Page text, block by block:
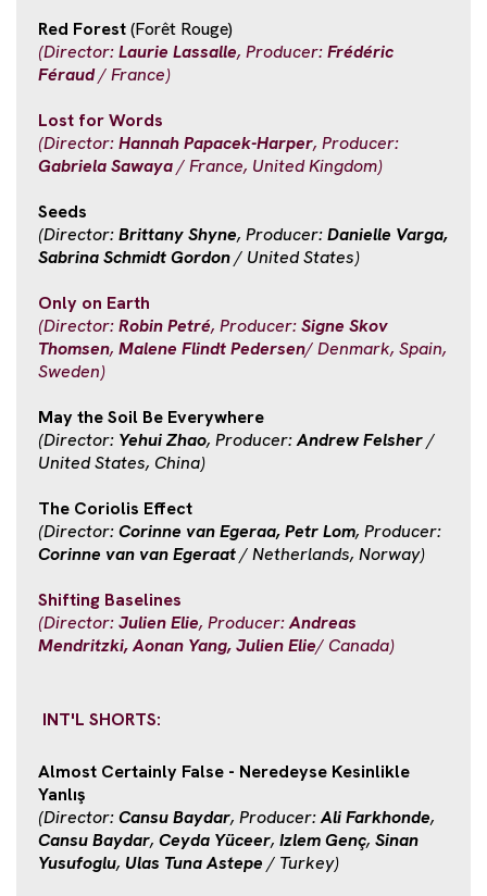
Red Forest(Forêt Rouge)
(Director:Laurie Lassalle, Producer:Frédéric
Féraud/ France)
Lost for Words
(Director:Hannah Papacek-Harper, Producer:
Gabriela Sawaya/ France, United Kingdom)
Seeds
(Director:Brittany Shyne, Producer:Danielle Varga,
Sabrina Schmidt Gordon/ United States)
Only on Earth
(Director:Robin Petré, Producer:Signe Skov
Thomsen, Malene Flindt Pedersen/ Denmark, Spain,
Sweden)
May the Soil Be Everywhere
(Director: Yehui Zhao, Producer:Andrew Felsher/
United States, China)
The Coriolis Effect
(Director:Corinne van Egeraa, Petr Lom, Producer:
Corinne van van Egeraat/ Netherlands, Norway)
Shifting Baselines
(Director:Julien Elie, Producer:Andreas
Mendritzki, Aonan Yang, Julien Elie/ Canada)
INT'L SHORTS:
Almost Certainly False - Neredeyse Kesinlikle
Yanlış
(Director:Cansu Baydar, Producer:Ali Farkhonde,
Cansu Baydar, Ceyda Yüceer, Izlem Genç, Sinan
Yusufoglu, Ulas Tuna Astepe / Turkey)